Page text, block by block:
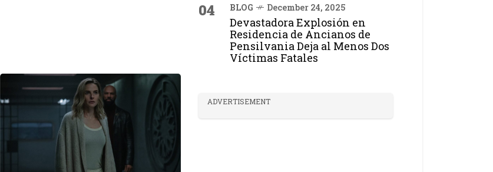
04 BLOG December 24, 2025
Devastadora Explosión en
Residencia de Ancianos de
Pensilvania Deja al Menos Dos
Víctimas Fatales
ADVERTISEMENT